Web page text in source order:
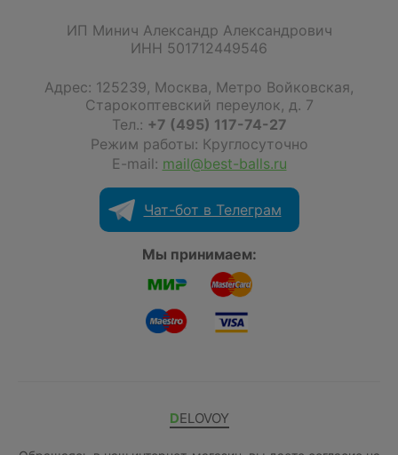
ИП Минич Александр Александрович
ИНН 501712449546
Адрес: 125239, Москва, Метро Войковская,
Старокоптевский переулок, д. 7
Тел.: +7 (495) 117-74-27
Режим работы: Круглосуточно
E-mail: mail@best-balls.ru
Чат-бот в Телеграм
Мы принимаем:
DELOVOY